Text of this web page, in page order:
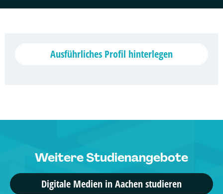
Ausführliches Profil hinterlegen
Weitere Studienangebote
Digitale Medien in Aachen studieren